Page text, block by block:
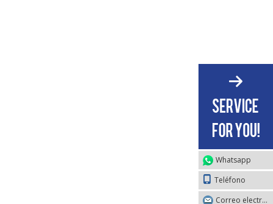
Whatsapp
Teléfono
Correo electrónico